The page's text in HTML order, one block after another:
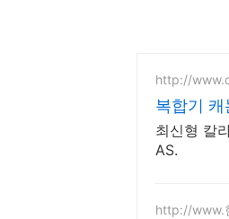
http://
복합기
최신형 칼
AS.
http://www.